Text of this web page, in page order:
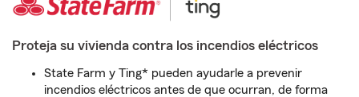
Proteja su vivienda contra los incendios eléctricos
State Farm y Ting* pueden ayudarle a prevenir
incendios eléctricos antes de que ocurran, de forma